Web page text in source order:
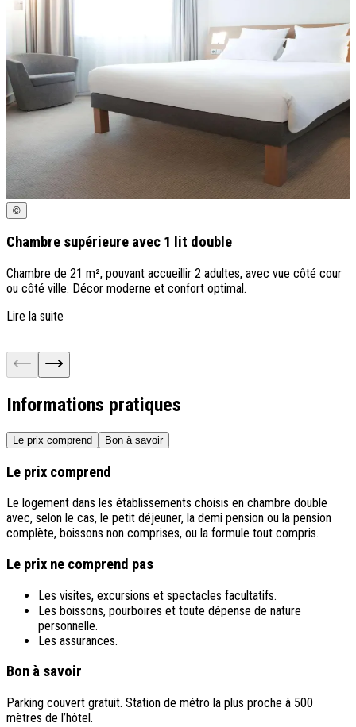
©
Chambre supérieure avec 1 lit double
Chambre de 21 m², pouvant accueillir 2 adultes, avec vue côté cour
ou côté ville. Décor moderne et confort optimal.
Lire la suite
Informations pratiques
Le prix comprend Bon à savoir
Le prix comprend
Le logement dans les établissements choisis en chambre double
avec, selon le cas, le petit déjeuner, la demi pension ou la pension
complète, boissons non comprises, ou la formule tout compris.
Le prix ne comprend pas
Les visites, excursions et spectacles facultatifs.
Les boissons, pourboires et toute dépense de nature
personnelle.
Les assurances.
Bon à savoir
Parking couvert gratuit. Station de métro la plus proche à 500
mètres de l’hôtel.